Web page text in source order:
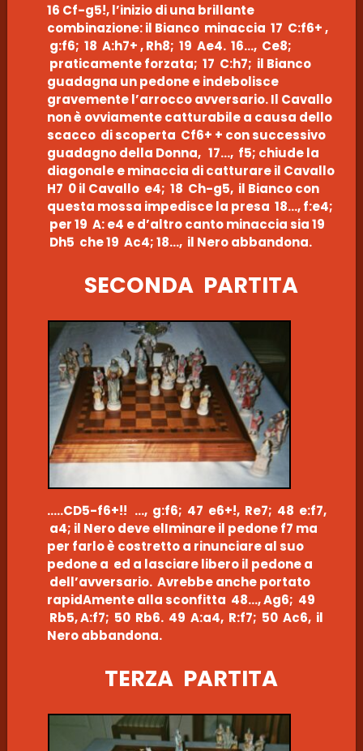
16 Cf-g5!, l’inizio di una brillante
combinazione: il Bianco minaccia 17 C:f6+ ,
g:f6; 18 A:h7+ , Rh8; 19 Ae4. 16…, Ce8;
praticamente forzata; 17 C:h7; il Bianco
guadagna un pedone e indebolisce
gravemente l’arrocco avversario. Il Cavallo
non è ovviamente catturabile a causa dello
scacco di scoperta Cf6+ + con successivo
guadagno della Donna, 17…, f5; chiude la
diagonale e minaccia di catturare il Cavallo
H7 0 il Cavallo e4; 18 Ch-g5, il Bianco con
questa mossa impedisce la presa 18…, f:e4;
per 19 A: e4 e d’altro canto minaccia sia 19
Dh5 che 19 Ac4; 18…, il Nero abbandona.
SECONDA PARTITA
…..CD5-f6+!! …, g:f6; 47 e6+!, Re7; 48 e:f7,
a4; il Nero deve elIminare il pedone f7 ma
per farlo è costretto a rinunciare al suo
pedone a ed a lasciare libero il pedone a
dell’avversario. Avrebbe anche portato
rapidAmente alla sconfitta 48…, Ag6; 49
Rb5, A:f7; 50 Rb6. 49 A:a4, R:f7; 50 Ac6, il
Nero abbandona.
TERZA PARTITA